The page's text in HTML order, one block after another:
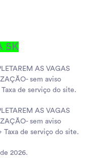
5K
AS VAGAS
sem aviso
de serviço do site.
AS VAGAS
sem aviso
Taxa de serviço do site.
2026.